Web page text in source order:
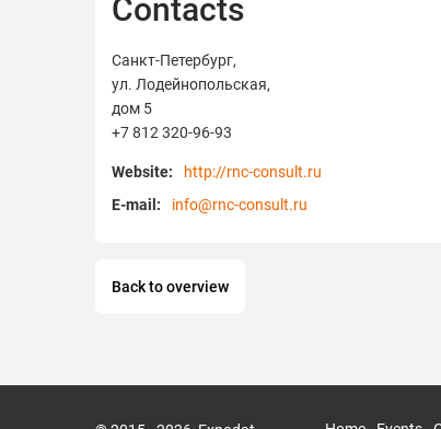
Contacts
Санкт-Петербург,
ул. Лодейнопольская,
дом 5
+7 812 320-96-93
Website:
http://rnc-consult.ru
E-mail:
info@rnc-consult.ru
Back to overview